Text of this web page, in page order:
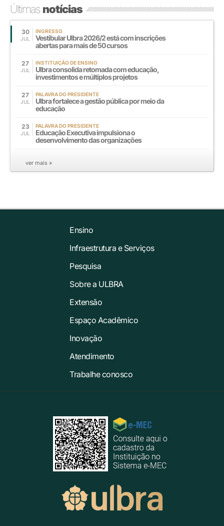
Últimasnotícias
30
JUL
INGRESSO
Vestibular Ulbra 2026/2 está com inscrições
abertas para mais de 50 cursos
27
JUL
INSTITUIÇÃO DE ENSINO
Ulbra consolida retomada com educação,
investimentos e múltiplos projetos
27
JUL
PALAVRA DO PRESIDENTE
Ulbra fortalece a gestão pública por meio da
educação
23
JUL
PALAVRA DO PRESIDENTE
Educação Executiva impulsiona o
desenvolvimento das organizações
ver mais »
Ensino
Infraestrutura e Serviços
Pesquisa
Sobre a ULBRA
Extensão
Espaço Acadêmico
Inovação
Atendimento
Trabalhe conosco